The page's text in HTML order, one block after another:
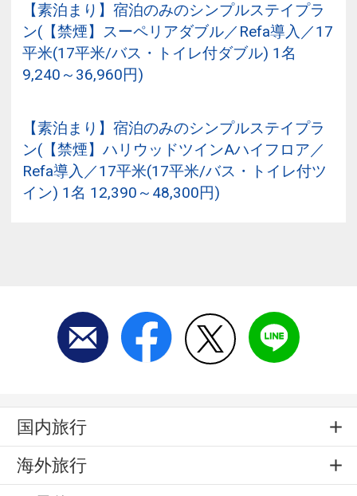
【素泊まり】宿泊のみのシンプルステイプラ
ン(【禁煙】スーペリアダブル／Refa導入／17
平米(17平米/バス・トイレ付ダブル) 1名
9,240～36,960円)
【素泊まり】宿泊のみのシンプルステイプラ
ン(【禁煙】ハリウッドツインAハイフロア／
Refa導入／17平米(17平米/バス・トイレ付ツ
イン) 1名 12,390～48,300円)
国内旅行
海外旅行